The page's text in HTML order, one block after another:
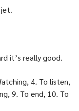
it’s really good.
4. To listen,
9. To end, 10. To